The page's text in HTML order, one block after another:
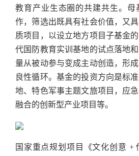
教育产业生态圈的共建共生。母
作，筛选出既具有社会价值，又
质项目，以设立地方项目子基金
代国防教育实训基地的试点落地
量从被动参与变成主动创造，形
良性循环。基金的投资方向是标
地、特色军事主题文旅项目，应
融合的创新型产业项目等。
国家重点规划项目《文化创意 +